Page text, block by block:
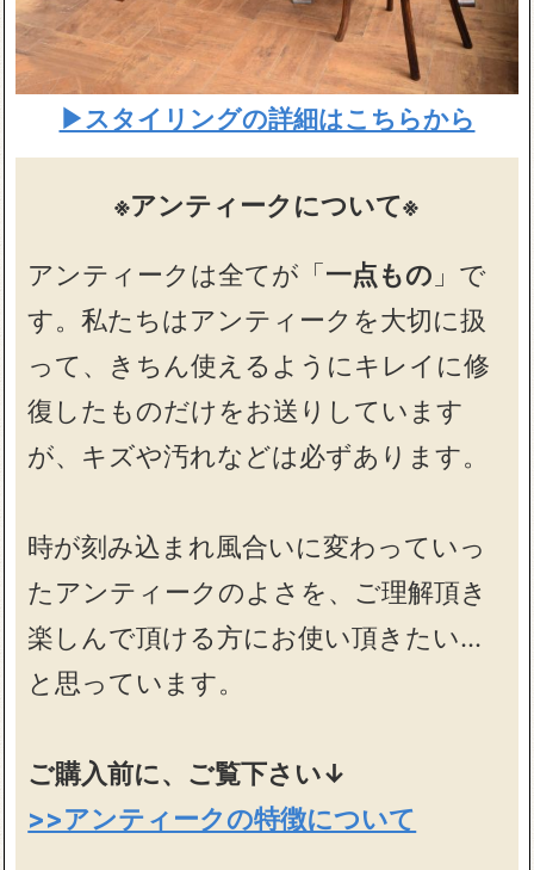
▶スタイリングの詳細はこちらから
※アンティークについて※
アンティークは全てが「一点もの 」で
す。私たちはアンティークを大切に扱
って、きちん使えるようにキレイに修
復したものだけをお送りしています
が、キズや汚れなどは必ずあります。
時が刻み込まれ風合いに変わっていっ
たアンティークのよさを、ご理解頂き
楽しんで頂ける方にお使い頂きたい…
と思っています。
ご購入前に、ご覧下さい↓
>>アンティークの特徴について